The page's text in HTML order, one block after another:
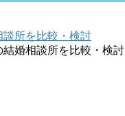
所を比較・検討
婚相談所を比較・検討